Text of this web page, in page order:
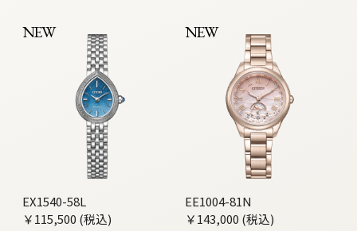
NEW
EX1540-58L
￥115,500 (税込)
NEW
EE1004-81N
￥143,000 (税込)